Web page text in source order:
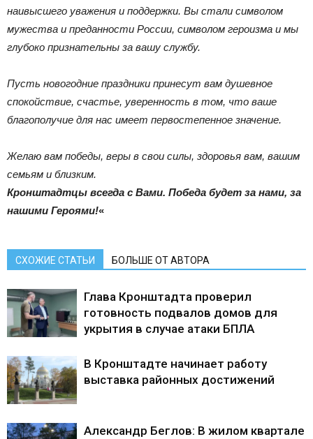
наивысшего уважения и поддержки. Вы стали символом
мужества и преданности России, символом героизма и мы
глубоко признательны за вашу службу.
Пусть новогодние праздники принесут вам душевное
спокойствие, счастье, уверенность в том, что ваше
благополучие для нас имеет первостепенное значение.
Желаю вам победы, веры в свои силы, здоровья вам, вашим
семьям и близким.
Кронштадтцы всегда с Вами. Победа будет за нами, за
нашими Героями!«
СХОЖИЕ СТАТЬИ БОЛЬШЕ ОТ АВТОРА
Глава Кронштадта проверил
готовность подвалов домов для
укрытия в случае атаки БПЛА
В Кронштадте начинает работу
выставка районных достижений
Александр Беглов: В жилом квартале